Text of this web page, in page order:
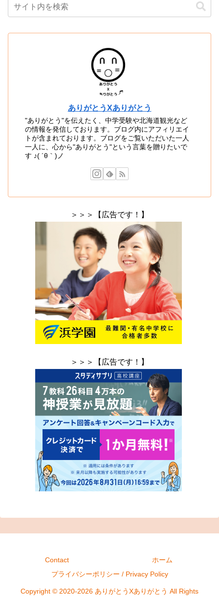
ありがとうXありがとう
"ありがとう"を伝えたく、中学受験や北海道観光など
の情報を発信しております。ブログ内にアフィリエイ
トが含まれております。ブログをご覧いただいた一人
一人に、心から"ありがとう"という言葉を贈りたいで
す ♪( ´θ｀)ノ
＞＞＞【広告です！】
＞＞＞【広告です！】
Contact
ホーム
プライバシーポリシー / Privacy Policy
Copyright © 2020-2026 ありがとうXありがとう All Rights